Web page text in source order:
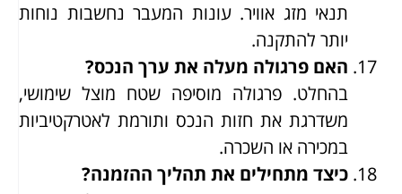
תנאי מזג אוויר. עונות המעבר נחשבות נוחות
יותר להתקנה.
האם פרגולה מעלה את ערך הנכס?
בהחלט. פרגולה מוסיפה שטח מוצל שימושי,
משדרגת את חזות הנכס ותורמת לאטרקטיביות
במכירה או השכרה.
כיצד מתחילים את תהליך ההזמנה?